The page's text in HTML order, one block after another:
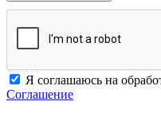
Я соглашаюсь на
Соглашение